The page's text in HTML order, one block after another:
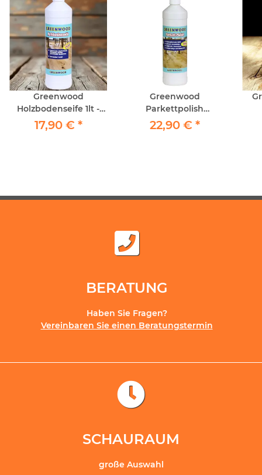
Greenwood
Holzbodenseife 1lt -
Reinigung geöltes
Parkett
17,90 € *
Greenwood
Parkettpolish
Seidenglanz 1lt -
Grund-Erstschutz &
22,90 € *
BERATUNG
Haben Sie Fragen?
Vereinbaren Sie einen Beratungstermin
SCHAURAUM
große Auswahl